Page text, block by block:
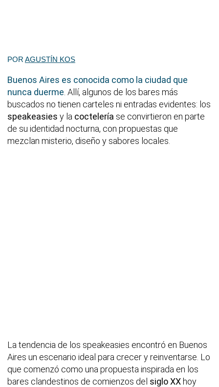
POR AGUSTÍN KOS
Buenos Aires es conocida como la ciudad que
nunca duerme . Allí, algunos de los bares más
buscados no tienen carteles ni entradas evidentes: los
speakeasies y la coctelería se convirtieron en parte
de su identidad nocturna, con propuestas que
mezclan misterio, diseño y sabores locales.
La tendencia de los speakeasies encontró en Buenos
Aires un escenario ideal para crecer y reinventarse. Lo
que comenzó como una propuesta inspirada en los
bares clandestinos de comienzos del siglo XX hoy